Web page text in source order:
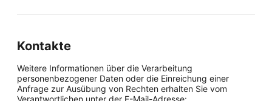
Kontakte
Weitere Informationen über die Verarbeitung
personenbezogener Daten oder die Einreichung einer
Anfrage zur Ausübung von Rechten erhalten Sie vom
Verantwortlichen unter der E-Mail-Adresse: